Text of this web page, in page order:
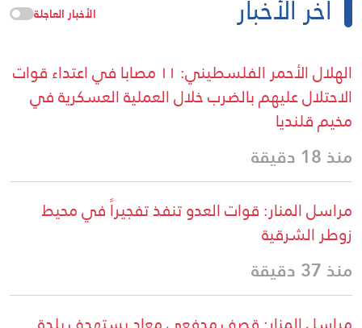
آخر الأخبار الأخبار العاجلة
الهلال الأحمر الفلسطيني: ١١ مصابا في اعتداء قوات
الاحتلال عليهم بالضرب خلال العملية العسكرية في
مخيم قلنديا
منذ 18 دقيقة
مراسل المنار: قوات العدو تنفذ تفجيراً في محيط
زوطر الشرقية
منذ 37 دقيقة